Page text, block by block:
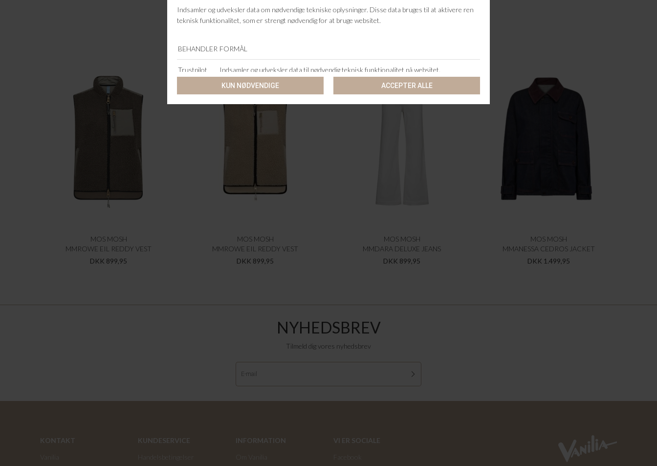
ANDRE KØBTE OGSÅ
MOS MOSH
MMROWE EIL REDDY VEST
DKK 899,95
MOS MOSH
MMROWE EIL REDDY VEST
DKK 899,95
MOS MOSH
MMDARA DELUXE JEANS
DKK 899,95
MOS MOSH
MMANESSA CEDROS JACKET
DKK 1.499,95
NYHEDSBREV
Tilmeld dig vores nyhedsbrev
KONTAKT
KUNDESERVICE
INFORMATION
VI ER SOCIALE